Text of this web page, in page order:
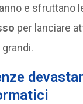
e sfruttano
per lanciare